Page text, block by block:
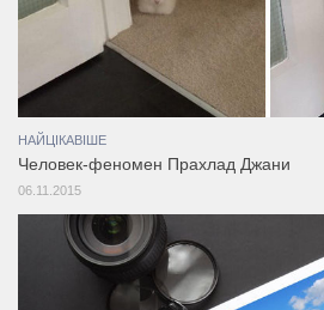
НАЙЦІКАВІШЕ
Человек-феномен Прахлад Джани
06.11.2015